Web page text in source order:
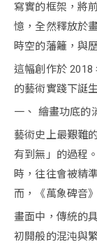
寫實的框架，將
憶，全然釋放於
時空的藩籬，與
這幅創作於
的藝術實踐下誕
一、 繪畫功底的
藝術史上最艱難
有到無」的過程
時，往往會被精
而，《萬象碑音
畫面中，傳統的
初開般的混沌與